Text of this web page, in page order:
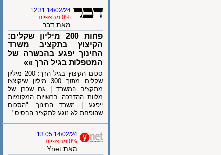
14/02/24 12:31
מאת דבר
פחות 200 מיליון שקלים:
הקיצוץ בתקציב משרד
החינוך יפגע בהכשרה של
המטפלות בגיל הרך »»
סכום הקיצוץ בגיל הרך: 200 מיליון
שקלים מתוך 300 מיליון שיקוצצו
מתקציב המשרד | גם שכרן של
מלוות ההדרכה ברשויות המקומיות
ייפגע | משרד החינוך: "הסכום
שהופחת לא נוגע לתקציב הבסיס"
14/02/24 13:05
0% מהצפיות
מאת Ynet